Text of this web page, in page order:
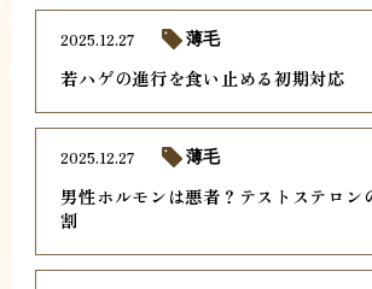
若ハゲの進行を食い止める初期対応
2025.12.27 薄毛
男性ホルモンは悪者？テストステロン
割
2025.12.27 薄毛